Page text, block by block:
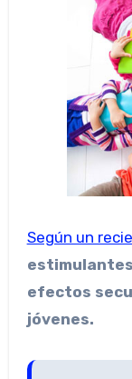
Según un
efectos
jóvenes.